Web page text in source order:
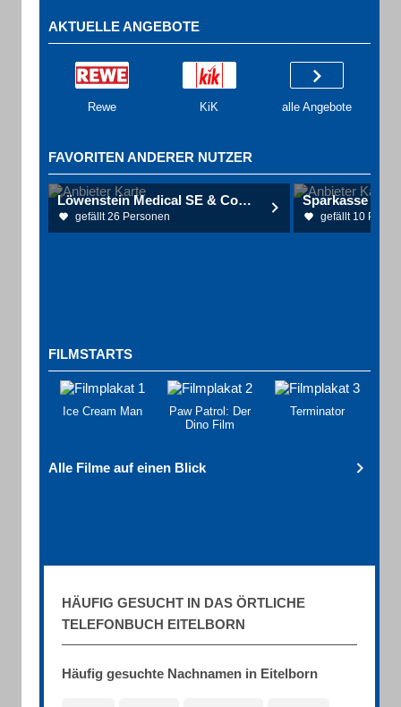
AKTUELLE ANGEBOTE
Rewe KiK alle Angebote
FAVORITEN ANDERER NUTZER
Löwenstein Medical SE & Co. KG Medizintechnik
gefällt 26 Personen gefällt 10
FILMSTARTS
Ice Cream Man
Paw Patrol: Der
Dino Film
Terminator
Alle Filme auf einen Blick
HÄUFIG GESUCHT IN DAS ÖRTLICHE
TELEFONBUCH EITELBORN
Häufig gesuchte Nachnamen in Eitelborn